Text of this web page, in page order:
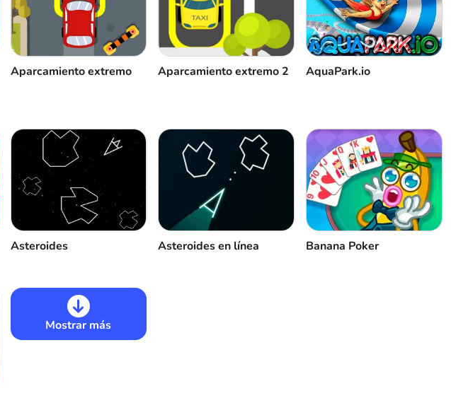
Cancelar Comentario
Aparcamiento extremo Aparcamiento extremo 2 AquaPark.io
Asteroides Asteroides en línea Banana Poker
Mostrar más